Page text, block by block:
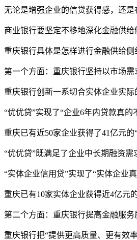
无论是增强企业的信贷获得感，还是
商业银行要坚定不移地深化金融供
重庆银行具体是怎样进行金融供给
第一个方面：重庆银行坚持以市场
重庆银行创新一系切合实体企业实
“优优贷”实现了“企业6年内贷款真
重庆已有近50家企业获得了41亿元的“
“优优贷”既满足了企业中长期融资
“实体企业信用贷”实现了“实体企业
重庆已有10家实体企业获得近4亿元
第二个方面：重庆银行提高金融服
重庆银行把“提供更高质量、更有效